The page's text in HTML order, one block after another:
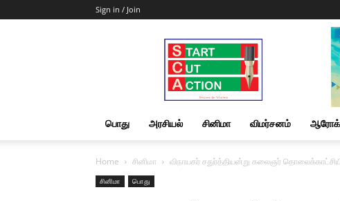
Sign in / Join
Start
Cut
Action
|
News
&
பொது அரசியல் சினிமா விமர்சனம்
Home சினிமா விநாயகர் சதுர்த்தியன்று கலைஞர்
சினிமா பொது